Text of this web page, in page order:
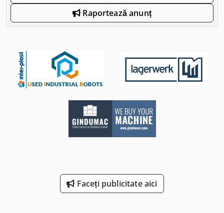
Raportează anunț
Faceți publicitate aici